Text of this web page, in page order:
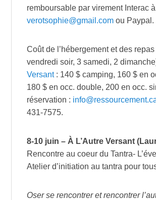
remboursable par virement Interac
verotsophie@gmail.com ou Paypal.
Coût de l’hébergement et des
vendredi soir, 3 samedi, 2
Versant: 140 $ camping, 160 $ en
180 $ en occ. double, 200 en occ.
réservation :
431-7575.
8-10 juin – À L’Autre Versant
Rencontre au coeur du Tantra-
Atelier d’initiation au tantra pour
Oser se rencontrer et rencontrer